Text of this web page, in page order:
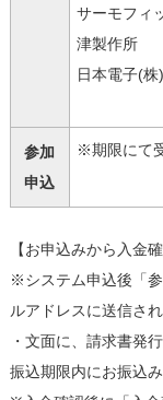
サーモフィ
津製作所
日本電子(
参加
申込
※期限にて
【お申込みから入金
※システム申込後「
ルアドレスに送信され
・文面に、請求書発
振込期限内にお振込み